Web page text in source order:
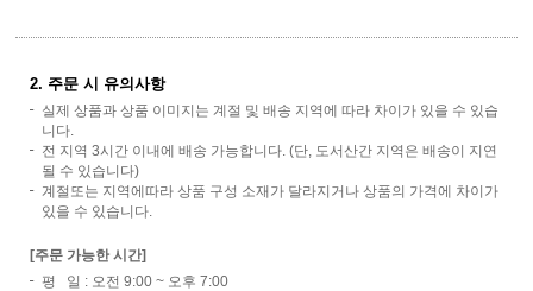
2. 주문 시 유의사항
실제 상품과 상품 이미지는 계절 및 배송 지역에 따라 차이가 있을 수 있습
니다.
전 지역 3시간 이내에 배송 가능합니다. (단, 도서산간 지역은 배송이 지연
될 수 있습니다)
계절또는 지역에따라 상품 구성 소재가 달라지거나 상품의 가격에 차이가
있을 수 있습니다.
[주문 가능한 시간]
평 일 : 오전 9:00 ~ 오후 7:00